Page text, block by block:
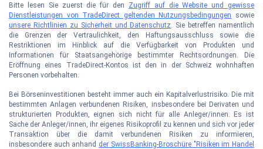
Bitte lesen Sie zuerst die für den Zugriff auf die Website und gewisse
Dienstleistungen von TradeDirect geltenden Nutzungsbedingungen
sowie
unsere Richtlinien zu Sicherheit und Datenschutz. Sie betreffen namentlich
die Grenzen der Vertraulichkeit, den Haftungsausschluss sowie die
Restriktionen im Hinblick auf die Verfügbarkeit von Produkten und
Informationen für Staatsangehörige bestimmter Rechtsordnungen. Die
Eröffnung eines TradeDirect-Kontos ist den in der Schweiz wohnhaften
Personen vorbehalten.
Bei Börseninvestitionen besteht immer auch ein Kapitalverlustrisiko. Die mit
bestimmten Anlagen verbundenen Risiken, insbesondere bei Derivaten und
strukturierten Produkten, eignen sich nicht für alle Anleger/innen. Es ist
Sache der Anleger/innen, ihr eigenes Risikoprofil zu kennen und sich vor jeder
Transaktion über die damit verbundenen Risiken zu informieren,
insbesondere auch anhand der SwissBanking-Broschüre "Risiken im Handel